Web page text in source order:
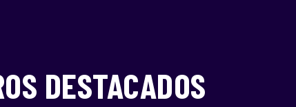
DESTACADOS